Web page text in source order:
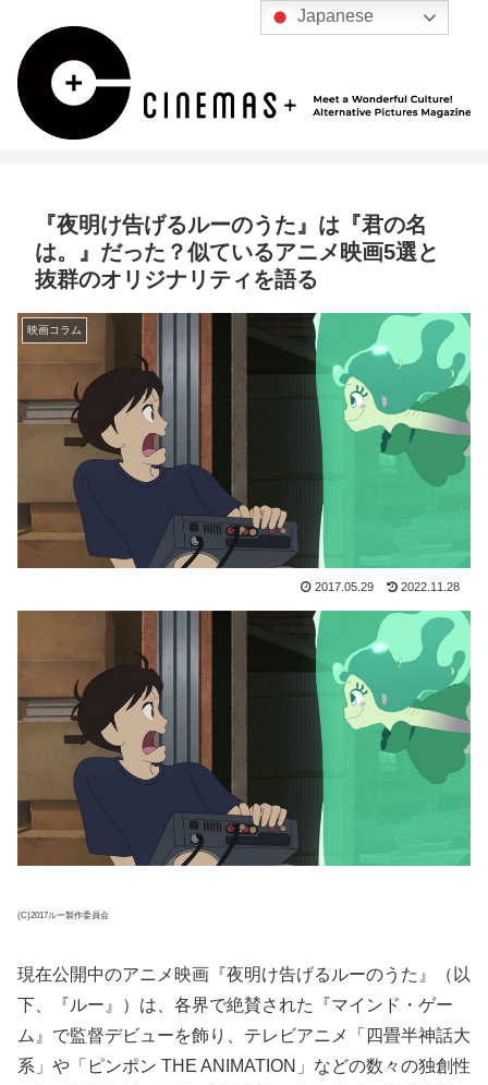
『夜明け告げるルーのうた』は『君の名
は。』だった？似ているアニメ映画5選と
抜群のオリジナリティを語る
映画コラム
2017.05.29 2022.11.28
(C)2017ルー製作委員会
現在公開中のアニメ映画『夜明け告げるルーのうた』（以
下、『ルー』）は、各界で絶賛された『マインド・ゲー
ム』で監督デビューを飾り、テレビアニメ「四畳半神話大
系」や「ピンポン THE ANIMATION」などの数々の独創性
Japanese